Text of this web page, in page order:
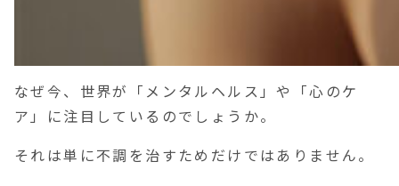
なぜ今、世界が「メンタルヘルス」や「心のケ
ア」に注目しているのでしょうか。
それは単に不調を治すためだけではありません。